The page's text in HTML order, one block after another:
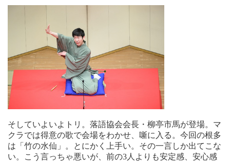
そしていよいよトリ。落語協会会長・柳亭市馬が登場。マ
クラでは得意の歌で会場をわかせ、噺に入る。今回の根多
は「竹の水仙」。とにかく上手い。その一言しか出てこな
い。こう言っちゃ悪いが、前の3人よりも安定感、安心感